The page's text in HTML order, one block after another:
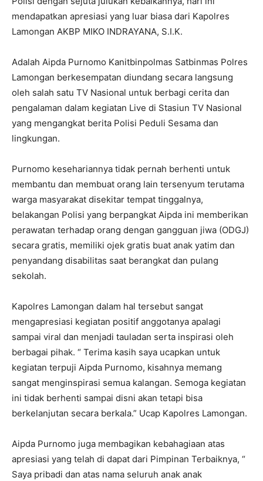
mendapatkan apresiasi yang luar biasa dari Kapolres
Lamongan AKBP MIKO INDRAYANA, S.I.K.
Adalah Aipda Purnomo Kanitbinpolmas Satbinmas Polres
Lamongan berkesempatan diundang secara langsung
oleh salah satu TV Nasional untuk berbagi cerita dan
pengalaman dalam kegiatan Live di Stasiun TV Nasional
yang mengangkat berita Polisi Peduli Sesama dan
lingkungan.
Purnomo kesehariannya tidak pernah berhenti untuk
membantu dan membuat orang lain tersenyum terutama
warga masyarakat disekitar tempat tinggalnya,
belakangan Polisi yang berpangkat Aipda ini memberikan
perawatan terhadap orang dengan gangguan jiwa (ODGJ)
secara gratis, memiliki ojek gratis buat anak yatim dan
penyandang disabilitas saat berangkat dan pulang
sekolah.
Kapolres Lamongan dalam hal tersebut sangat
mengapresiasi kegiatan positif anggotanya apalagi
sampai viral dan menjadi tauladan serta inspirasi oleh
berbagai pihak. “ Terima kasih saya ucapkan untuk
kegiatan terpuji Aipda Purnomo, kisahnya memang
sangat menginspirasi semua kalangan. Semoga kegiatan
ini tidak berhenti sampai disni akan tetapi bisa
berkelanjutan secara berkala.” Ucap Kapolres Lamongan.
Aipda Purnomo juga membagikan kebahagiaan atas
apresiasi yang telah di dapat dari Pimpinan Terbaiknya, “
Saya pribadi dan atas nama seluruh anak anak